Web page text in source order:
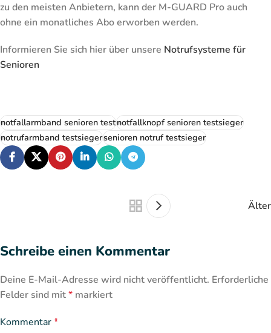
zu den meisten Anbietern, kann der M-GUARD Pro auch
ohne ein monatliches Abo erworben werden.
Informieren Sie sich hier über unsere Notrufsysteme für
Senioren
notfallarmband senioren testnotfallknopf senioren testsieger
notrufarmband testsiegersenioren notruf testsieger
Älter
Schreibe einen Kommentar
Deine E-Mail-Adresse wird nicht veröffentlicht. Erforderliche
Felder sind mit* markiert
Kommentar*